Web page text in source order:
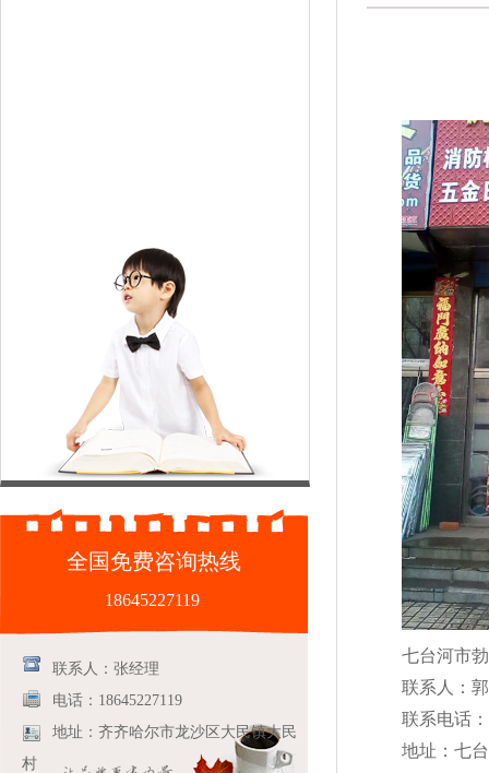
全国免费咨询热线
18645227119
联系人：张经理
电话：18645227119
地址：齐齐哈尔市龙沙区大民镇大民
村
七台河市
联系人：
联系电话：
地址：七